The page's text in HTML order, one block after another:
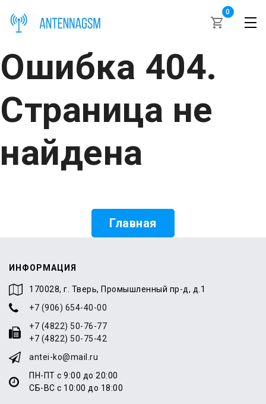
0
Ошибка 404.
Страница не
найдена
Главная
ИНФОРМАЦИЯ
170028, г. Тверь, Промышленный пр-д, д.1
+7 (906) 654-40-00
+7 (4822) 50-76-77
+7 (4822) 50-75-42
antei-ko@mail.ru
ПН-ПТ с 9:00 до 20:00
СБ-ВС с 10:00 до 18:00